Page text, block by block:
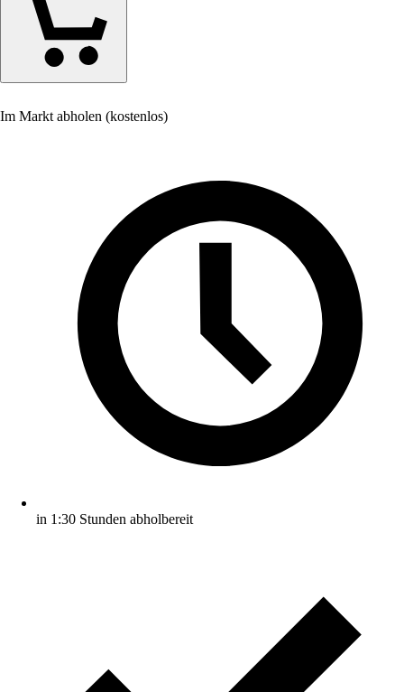
Im Markt abholen (kostenlos)
in 1:30 Stunden abholbereit